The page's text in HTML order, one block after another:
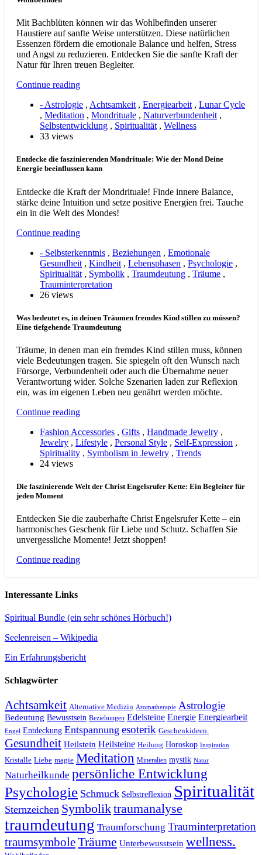
Mit Bachblüten können wir das Wohlbefinden unserer
Haustiere auf sanfte Weise unterstützen. Diese natürlichen
Essenzen fördern die emotionale Balance und helfen, Stress
und Angst zu reduzieren. Entdecken Sie die sanfte Kraft der
Natur für Ihren treuen Begleiter.
Continue reading
- Astrologie , Achtsamkeit , Energiearbeit , Lunar Cycle
, Meditation , Mondrituale , Naturverbundenheit ,
Selbstentwicklung , Spiritualität , Wellness
33 views
Entdecke die faszinierenden Mondrituale: Wie der Mond Deine
Energie beeinflussen kann
Entdecke die Kraft der Mondrituale! Finde innere Balance,
stärke deine Intuition und setze positive Energien frei. Tauche
ein in die Welt des Mondes!
Continue reading
- Selbsterkenntnis , Beziehungen , Emotionale
Gesundheit , Kindheit , Lebensphasen , Psychologie ,
Spiritualität , Symbolik , Traumdeutung , Träume ,
Trauminterpretation
26 views
Was bedeutet es, in deinen Träumen fremdes Kind stillen zu müssen?
Eine tiefgehende Traumdeutung
Träume, in denen man ein fremdes Kind stillen muss, können
viele Bedeutungen tragen. Sie spiegeln oft den Wunsch nach
Fürsorge, Verbundenheit oder auch die Übernahme neuer
Verantwortung wider. Solche Szenarien laden zur Reflexion
ein, was im eigenen Leben neu genährt werden möchte.
Continue reading
Fashion Accessories , Gifts , Handmade Jewelry ,
Jewelry , Lifestyle , Personal Style , Self-Expression ,
Spirituality , Symbolism in Jewelry , Trends
24 views
Die faszinierende Welt der Christ Engelsrufer Kette: Ein Begleiter für
jeden Moment
Entdecken Sie die zauberhafte Christ Engelsrufer Kette – ein
harmonisches Geschenk für Liebe und Schutz. Schaffen Sie
unvergessliche Momente! Jetzt shoppen!
Continue reading
Interessante Links
Spiritual Bundle (ein sehr schönes Hörbuch!)
Seelenreisen – Wikipedia
Ein Erfahrungsbericht
Schlagwörter
Achtsamkeit Alternative Medizin Aromatherapie Astrologie
Bedeutung Bewusstsein Beziehungen Edelsteine Energie Energiearbeit
Engel Entdeckung Entspannung esoterik Geschenkideen.
Gesundheit Heilstein Heilsteine Heilung Horoskop Inspiration
Kristalle Liebe magie Meditation Mineralien mystik Natur
Naturheilkunde persönliche Entwicklung
Psychologie Schmuck Selbstreflexion Spiritualität
Sternzeichen Symboliktraumanalyse
traumdeutung Traumforschung Trauminterpretation
traumsymboleTräume Unterbewusstsein wellness.